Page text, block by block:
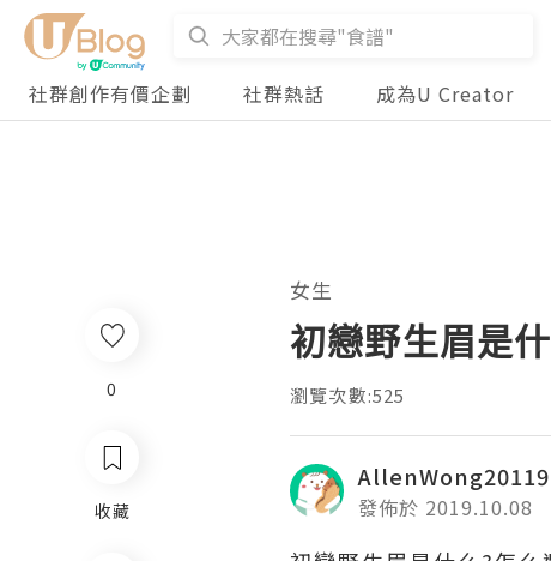
社群創作有價企劃 社群熱話 成為U Creator
女生
初戀野生眉是
瀏覽次數:525
AllenWong20119
發佈於 2019.10.08
0
收藏